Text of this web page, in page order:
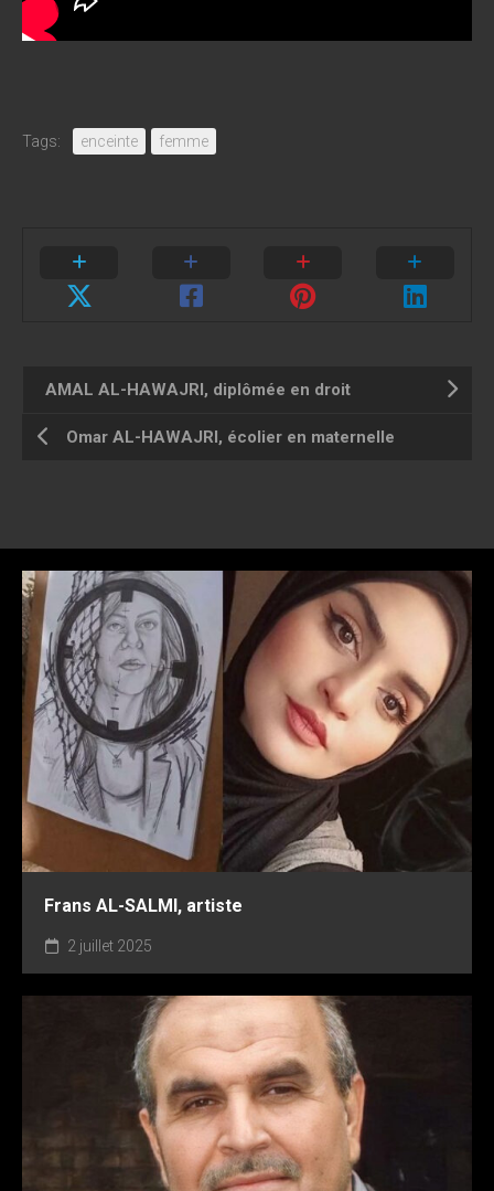
Tags: enceinte femme
AMAL AL-HAWAJRI, diplômée en droit
Omar AL-HAWAJRI, écolier en maternelle
Frans AL-SALMI, artiste
2 juillet 2025